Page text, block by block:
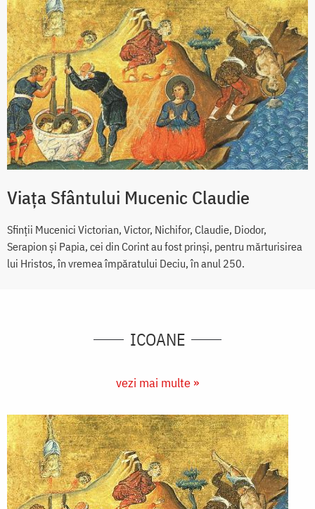
Viaţa Sfântului Mucenic Claudie
Sfinţii Mucenici Victorian, Victor, Nichifor, Claudie, Diodor,
Serapion şi Papia, cei din Corint au fost prinşi, pentru mărturisirea
lui Hristos, în vremea împăratului Deciu, în anul 250.
ICOANE
vezi mai multe »